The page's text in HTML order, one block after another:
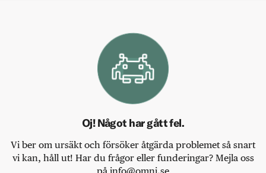
Oj! Något har gått fel.
Vi ber om ursäkt och försöker åtgärda problemet så snart
vi kan, håll ut! Har du frågor eller funderingar? Mejla oss